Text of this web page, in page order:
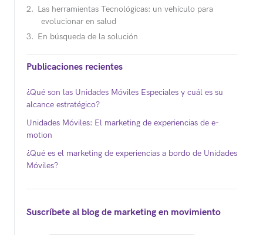
Las herramientas Tecnológicas: un vehículo para
evolucionar en salud
En búsqueda de la solución
Publicaciones recientes
¿Qué son las Unidades Móviles Especiales y cuál es su
alcance estratégico?
Unidades Móviles: El marketing de experiencias de e-
motion
¿Qué es el marketing de experiencias a bordo de Unidades
Móviles?
Suscríbete al blog de marketing en movimiento